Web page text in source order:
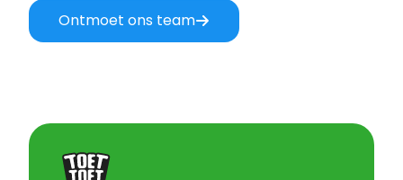
Ontmoet ons team